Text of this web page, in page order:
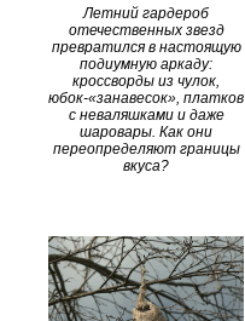
Летний гардероб
отечественных звезд
превратился в настоящую
подиумную аркаду:
кроссворды из чулок,
юбок‑«занавесок», платков
с неваляшками и даже
шаровары. Как они
переопределяют границы
вкуса?